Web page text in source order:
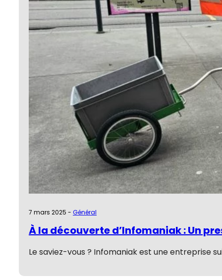
7 mars 2025 - Général
À la découverte d’Infomaniak : Un
Le saviez-vous ? Infomaniak est une entreprise